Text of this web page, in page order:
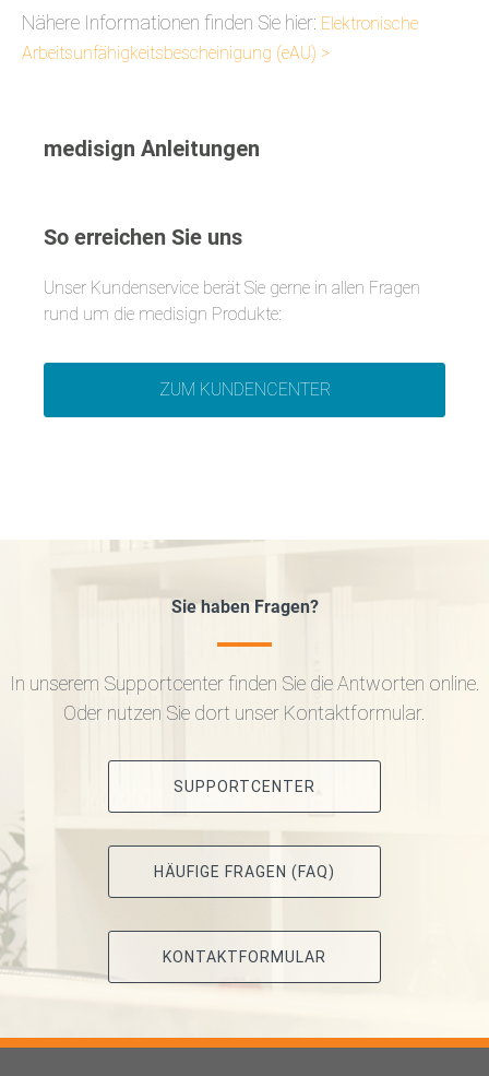
Nähere Informationen finden Sie hier: Elektronische
Arbeitsunfähigkeitsbescheinigung (eAU) >
medisign Anleitungen
So erreichen Sie uns
Unser Kundenservice berät Sie gerne in allen Fragen
rund um die medisign Produkte:
ZUM KUNDENCENTER
Sie haben Fragen?
In unserem Supportcenter finden Sie die Antworten online.
Oder nutzen Sie dort unser Kontaktformular.
SUPPORTCENTER
HÄUFIGE FRAGEN (FAQ)
KONTAKTFORMULAR